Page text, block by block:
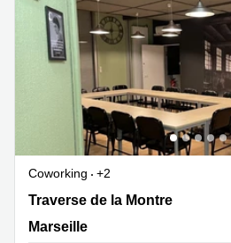
Coworking
+2
Traverse de la Montre 20, Marseille
Traverse de la Montre
Marseille